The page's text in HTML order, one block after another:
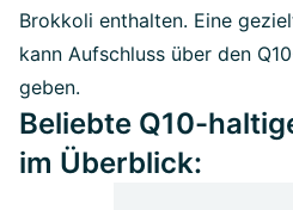
Brokkoli enthalten. Eine
kann Aufschluss über den
geben.
Beliebte Q10-
im Überblick: